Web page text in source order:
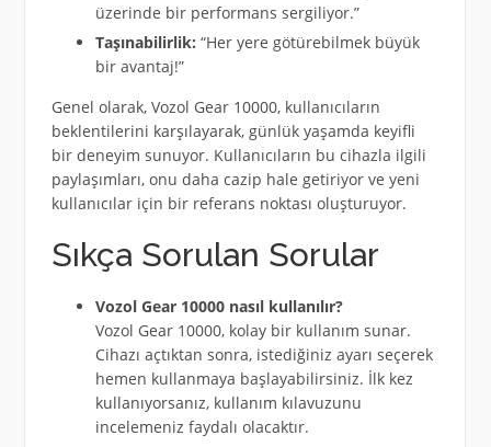
üzerinde bir performans sergiliyor.”
Taşınabilirlik: “Her yere götürebilmek büyük
bir avantaj!”
Genel olarak, Vozol Gear 10000, kullanıcıların
beklentilerini karşılayarak, günlük yaşamda keyifli
bir deneyim sunuyor. Kullanıcıların bu cihazla ilgili
paylaşımları, onu daha cazip hale getiriyor ve yeni
kullanıcılar için bir referans noktası oluşturuyor.
Sıkça Sorulan Sorular
Vozol Gear 10000 nasıl kullanılır?
Vozol Gear 10000, kolay bir kullanım sunar.
Cihazı açtıktan sonra, istediğiniz ayarı seçerek
hemen kullanmaya başlayabilirsiniz. İlk kez
kullanıyorsanız, kullanım kılavuzunu
incelemeniz faydalı olacaktır.